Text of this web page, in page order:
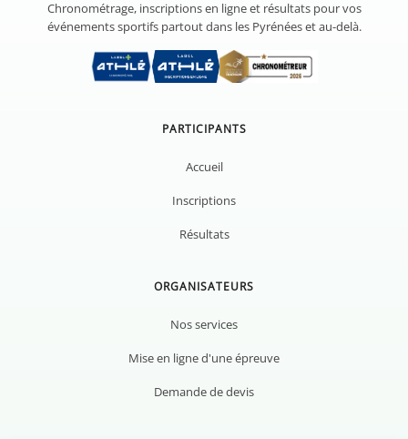
Chronométrage, inscriptions en ligne et résultats pour vos
événements sportifs partout dans les Pyrénées et au-delà.
PARTICIPANTS
Accueil
Inscriptions
Résultats
ORGANISATEURS
Nos services
Mise en ligne d'une épreuve
Demande de devis